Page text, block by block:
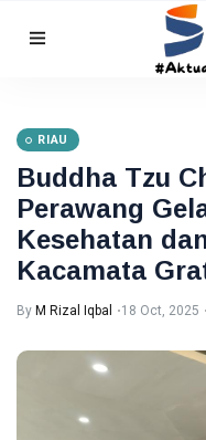
Agni
Masih
Padamkan
Karhutla
Seluas 45
Hektare di
Pelalawan
dan Inhu
06
Aug,
2026
views
PENDIDIKAN
Mahasiswa
Fasilkom
Tembus
Finalis
Nasional
2026
NASIONAL
RIAU
Buddha Tzu
Perawang
Kesehatan
Kacamata
By M Rizal Iqbal 18 Oct, 2025